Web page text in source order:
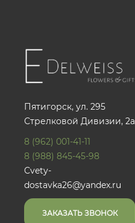
Пятигорск, ул. 295
Стрелковой Дивизии, 2а
8 (962) 001-41-11
8 (988) 845-45-98
Cvety-
dostavka26@yandex.ru
ЗАКАЗАТЬ ЗВОНОК